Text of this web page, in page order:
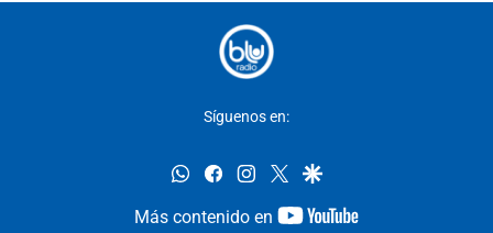
Síguenos en:
whatsappfacebookinstagram
twittergoogle
Más contenido en
youtube-